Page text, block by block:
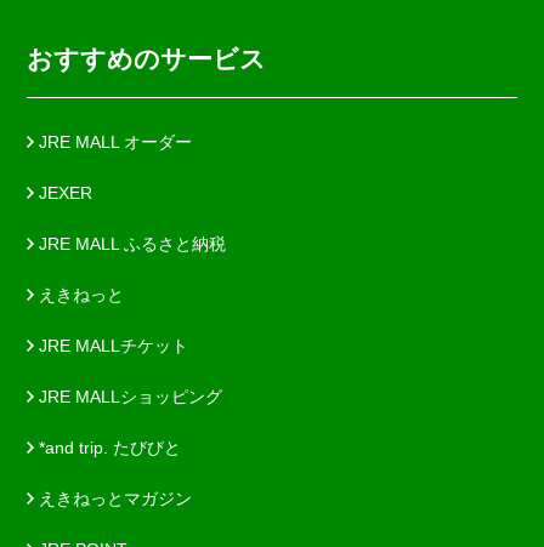
おすすめのサービス
JRE MALL オーダー
JEXER
JRE MALL ふるさと納税
えきねっと
JRE MALLチケット
JRE MALLショッピング
*and trip. たびびと
えきねっとマガジン